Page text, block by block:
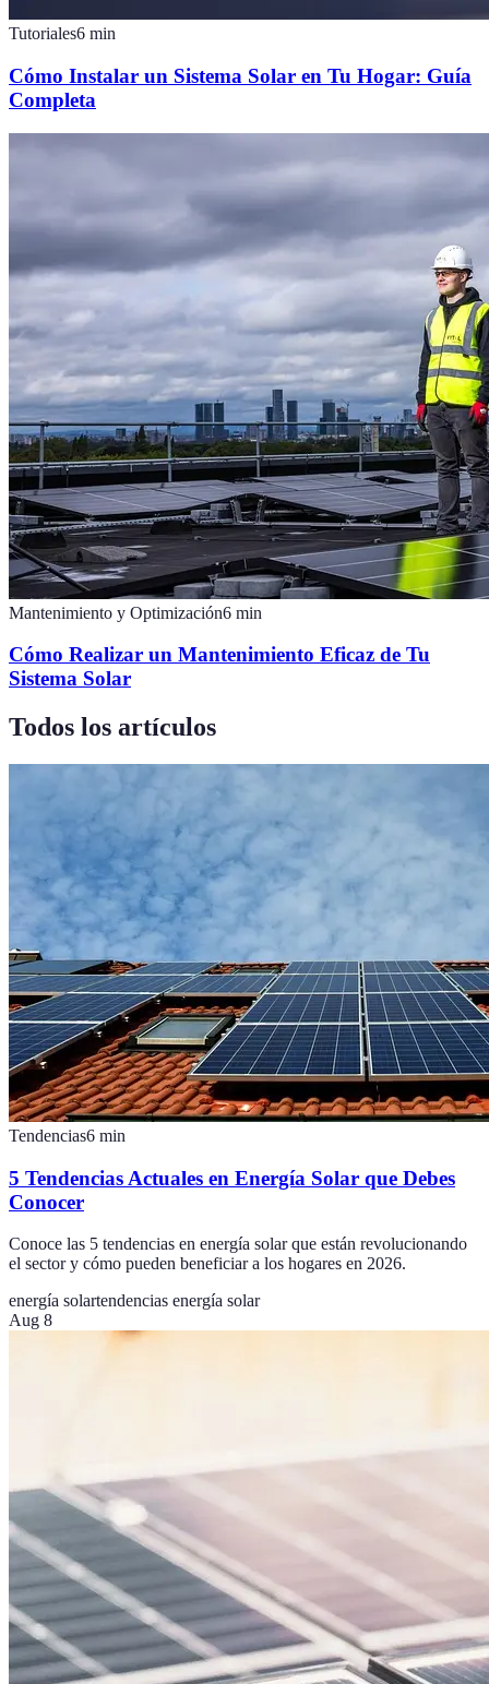
Tutoriales6 min
Cómo Instalar un Sistema Solar en Tu Hogar: Guía
Completa
Mantenimiento y Optimización6 min
Cómo Realizar un Mantenimiento Eficaz de Tu
Sistema Solar
Todos los artículos
Tendencias6 min
5 Tendencias Actuales en Energía Solar que Debes
Conocer
Conoce las 5 tendencias en energía solar que están revolucionando
el sector y cómo pueden beneficiar a los hogares en 2026.
energía solartendencias energía solar
Aug 8